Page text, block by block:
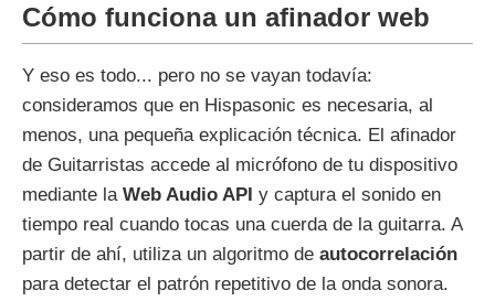
Cómo funciona un afinador web
Y eso es todo... pero no se vayan todavía:
consideramos que en Hispasonic es necesaria, al
menos, una pequeña explicación técnica. El afinador
de Guitarristas accede al micrófono de tu dispositivo
mediante la Web Audio API y captura el sonido en
tiempo real cuando tocas una cuerda de la guitarra. A
partir de ahí, utiliza un algoritmo de autocorrelación
para detectar el patrón repetitivo de la onda sonora.